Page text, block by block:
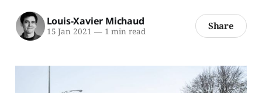
Louis-Xavier Michaud
15 Jan 2021 —1 min read Share